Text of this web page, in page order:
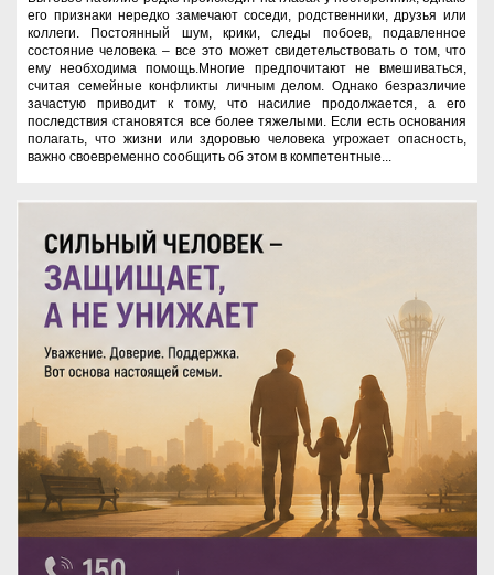
его признаки нередко замечают соседи, родственники, друзья или
коллеги. Постоянный шум, крики, следы побоев, подавленное
состояние человека – все это может свидетельствовать о том, что
ему необходима помощь.Многие предпочитают не вмешиваться,
считая семейные конфликты личным делом. Однако безразличие
зачастую приводит к тому, что насилие продолжается, а его
последствия становятся все более тяжелыми. Если есть основания
полагать, что жизни или здоровью человека угрожает опасность,
важно своевременно сообщить об этом в компетентные...